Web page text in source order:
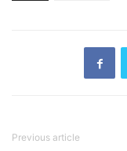
Previous article